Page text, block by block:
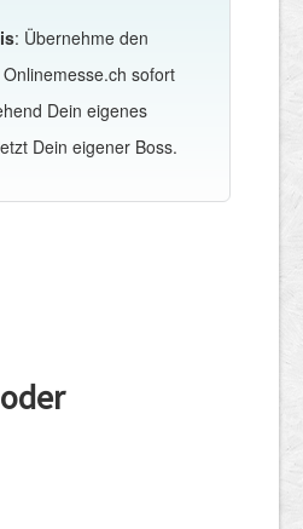
: Übernehme den
sofort
Dein eigenes
Dein eigener Boss.
oder